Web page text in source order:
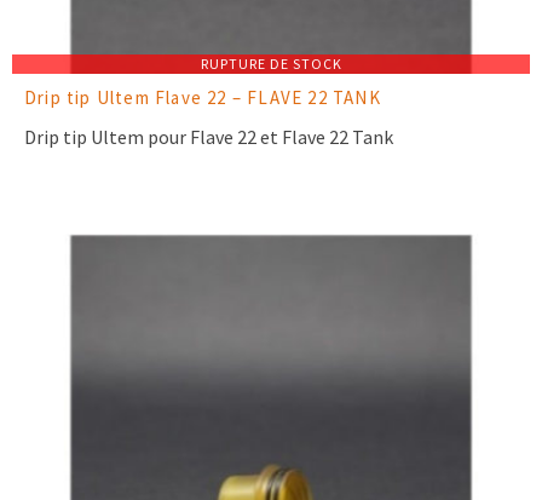
RUPTURE DE STOCK
Drip tip Ultem Flave 22 – FLAVE 22 TANK
Drip tip Ultem pour Flave 22 et Flave 22 Tank